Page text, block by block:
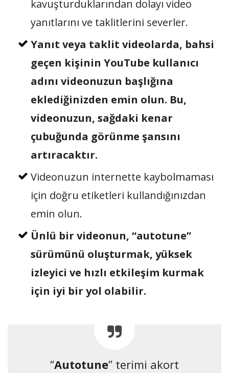
kavuşturduklarından dolayı video
yanıtlarını ve taklitlerini severler.
Yanıt veya taklit videolarda, bahsi
geçen kişinin YouTube kullanıcı
adını videonuzun başlığına
eklediğinizden emin olun. Bu,
videonuzun, sağdaki kenar
çubuğunda görünme şansını
artıracaktır.
Videonuzun internette kaybolmaması
için doğru etiketleri kullandığınızdan
emin olun.
Ünlü bir videonun, “autotune”
sürümünü oluşturmak, yüksek
izleyici ve hızlı etkileşim kurmak
için iyi bir yol olabilir.
“Autotune” terimi akort